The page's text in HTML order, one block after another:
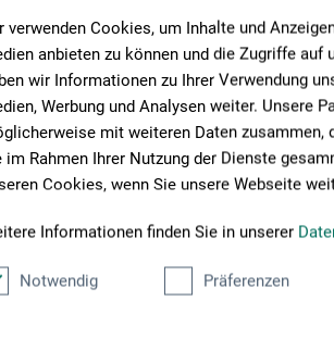
verwenden Cookies, um Inhalte und
anbieten zu können und die Zugriffe auf
wir Informationen zu Ihrer Verwendung
Werbung und Analysen weiter. Unsere
mit weiteren Daten zusammen,
im Rahmen Ihrer Nutzung der Dienste
Cookies, wenn Sie unsere Webseite
Informationen finden Sie in unserer
Notwendig Präferenzen
GmbH
171 - 173